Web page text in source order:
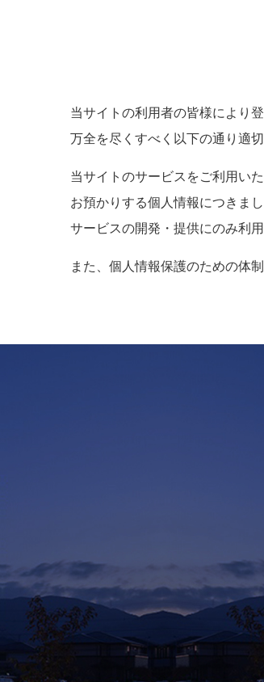
当サイトの利用者の皆様により
万全を尽くすべく以下の通り適
当サイトのサービスをご利用い
お預かりする個人情報につきま
サービスの開発・提供にのみ利
また、個人情報保護のための体